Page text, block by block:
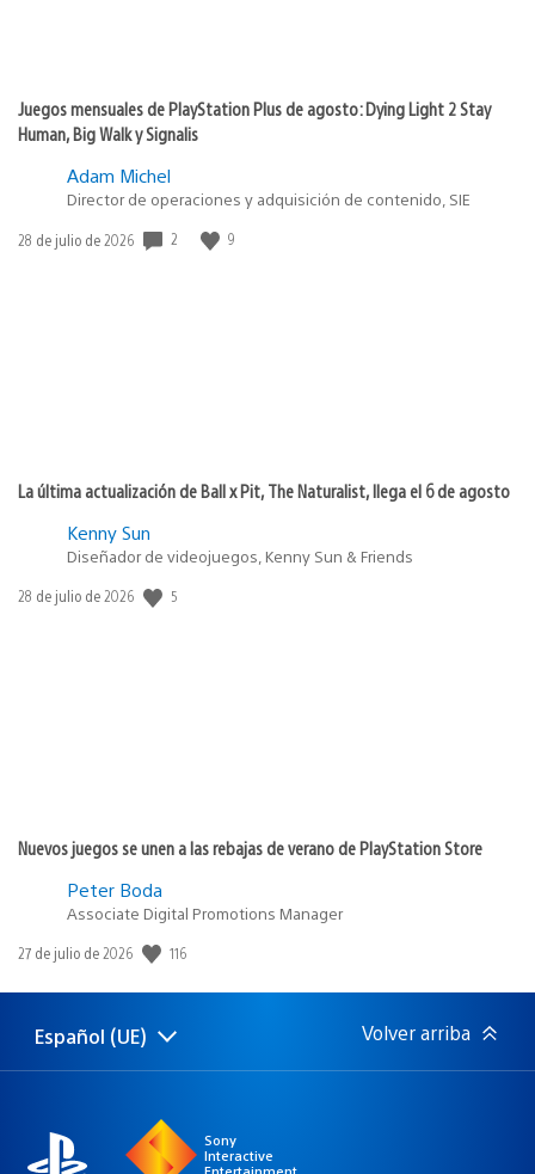
Juegos mensuales de PlayStation Plus de agosto: Dying Light 2 Stay
Human, Big Walk y Signalis
Adam Michel
Director de operaciones y adquisición de contenido, SIE
Fecha
28 de julio de 2026 2 9
La última actualización de Ball x Pit, The Naturalist, llega el 6 de agosto
Kenny Sun
Diseñador de videojuegos, Kenny Sun & Friends
Fecha
28 de julio de 2026 5
Nuevos juegos se unen a las rebajas de verano de PlayStation Store
Peter Boda
Associate Digital Promotions Manager
Fecha
publicación:
27 de julio de 2026 116
Selecciona
Región
Español (UE) Volver arriba
Sony
Interactive
Entertainment